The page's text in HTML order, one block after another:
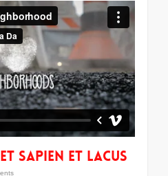
sapien et lacus